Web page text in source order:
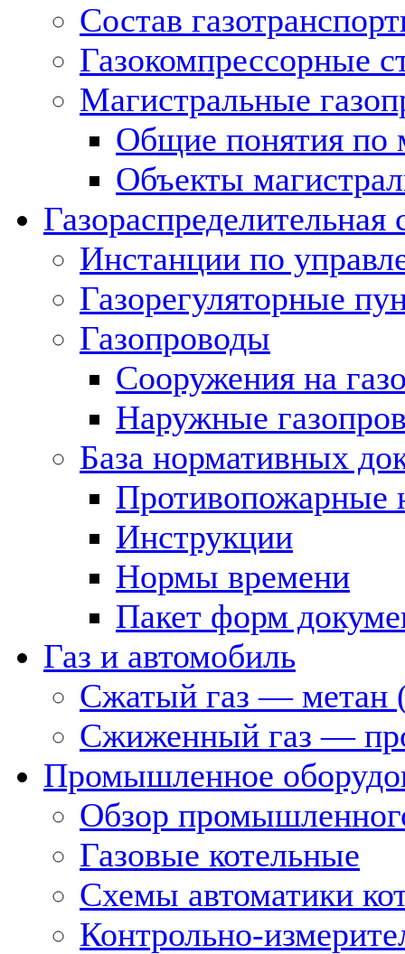
Состав
Газокомпрессорные
Магистральные
Общие понятия по
Объекты
Газораспределительная
Инстанции по
Газорегуляторные
Газопроводы
Сооружения на
Наружные
База нормативных
Противопожарные
Инструкции
Нормы времени
Пакет форм
Газ и автомобиль
Сжатый газ — метан
Сжиженный газ —
Промышленное
Обзор
Газовые котельные
Схемы автоматики
Контрольно-